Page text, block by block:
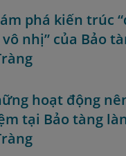
phá kiến trúc
nhị” của Bảo
hoạt động
tại Bảo tàng